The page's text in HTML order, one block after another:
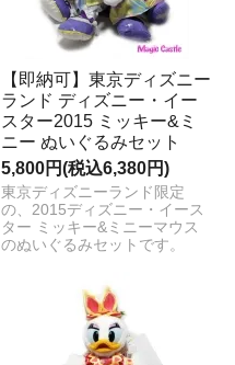
【即納可】東京ディズニー
ランド ディズニー・イー
スター2015 ミッキー&ミ
ニー ぬいぐるみセット
5,800円(税込6,380円)
東京ディズニーランド限定
の、2015ディズニー・イース
ター ミッキー&ミニーマウス
のぬいぐるみセットです。